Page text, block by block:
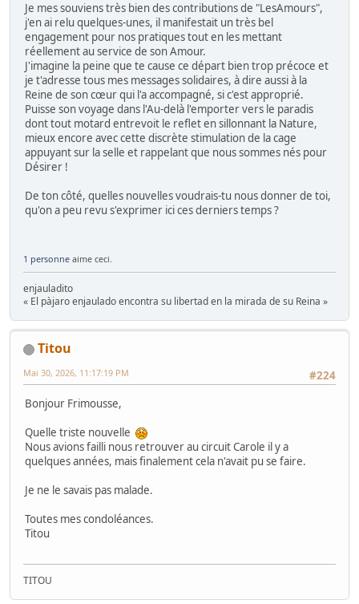
Je mes souviens très bien des contributions de "LesAmours",
j'en ai relu quelques-unes, il manifestait un très bel
engagement pour nos pratiques tout en les mettant
réellement au service de son Amour.
J'imagine la peine que te cause ce départ bien trop précoce et
je t'adresse tous mes messages solidaires, à dire aussi à la
Reine de son cœur qui l'a accompagné, si c'est approprié.
Puisse son voyage dans l'Au-delà l'emporter vers le paradis
dont tout motard entrevoit le reflet en sillonnant la Nature,
mieux encore avec cette discrète stimulation de la cage
appuyant sur la selle et rappelant que nous sommes nés pour
Désirer !
De ton côté, quelles nouvelles voudrais-tu nous donner de toi,
qu'on a peu revu s'exprimer ici ces derniers temps ?
1 personne aime ceci.
enjauladito
« El pàjaro enjaulado encontra su libertad en la mirada de su Reina »
Titou
#224
Mai 30, 2026, 11:17:19 PM
Bonjour Frimousse,
Quelle triste nouvelle
Nous avions failli nous retrouver au circuit Carole il y a
quelques années, mais finalement cela n'avait pu se faire.
Je ne le savais pas malade.
Toutes mes condoléances.
Titou
TITOU